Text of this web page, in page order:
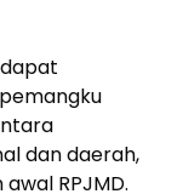
dan daerah,
RPJMD.